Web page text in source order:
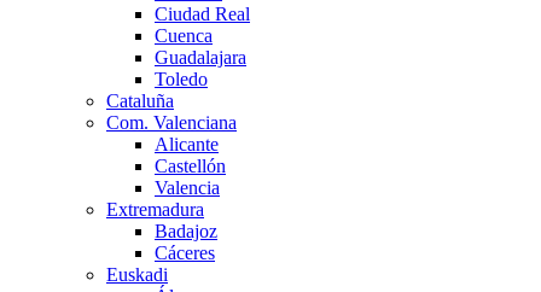
Ciudad Real
Cuenca
Guadalajara
Toledo
Cataluña
Com. Valenciana
Alicante
Castellón
Valencia
Extremadura
Badajoz
Cáceres
Euskadi